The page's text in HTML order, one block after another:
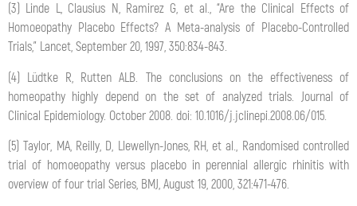
(3) Linde L, Clausius N, Ramirez G, et al., “Are the Clinical Effects of
Homoeopathy Placebo Effects? A Meta-analysis of Placebo-Controlled
Trials,” Lancet, September 20, 1997, 350:834-843.
(4) Lüdtke R, Rutten ALB. The conclusions on the effectiveness of
homeopathy highly depend on the set of analyzed trials. Journal of
Clinical Epidemiology. October 2008. doi: 10.1016/j.jclinepi.2008.06/015.
(5) Taylor, MA, Reilly, D, Llewellyn-Jones, RH, et al., Randomised controlled
trial of homoeopathy versus placebo in perennial allergic rhinitis with
overview of four trial Series, BMJ, August 19, 2000, 321:471-476.